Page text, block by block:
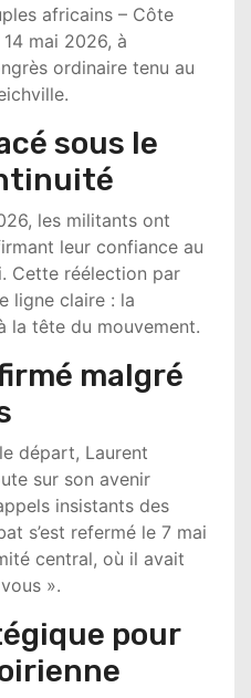
africains – Côte
mai 2026, à
ordinaire tenu au
sous le
les militants ont
leur confiance au
Cette réélection par
ligne claire : la
la tête du mouvement.
malgré
départ, Laurent
sur son avenir
insistants des
s’est refermé le 7 mai
central, où il avait
».
pour